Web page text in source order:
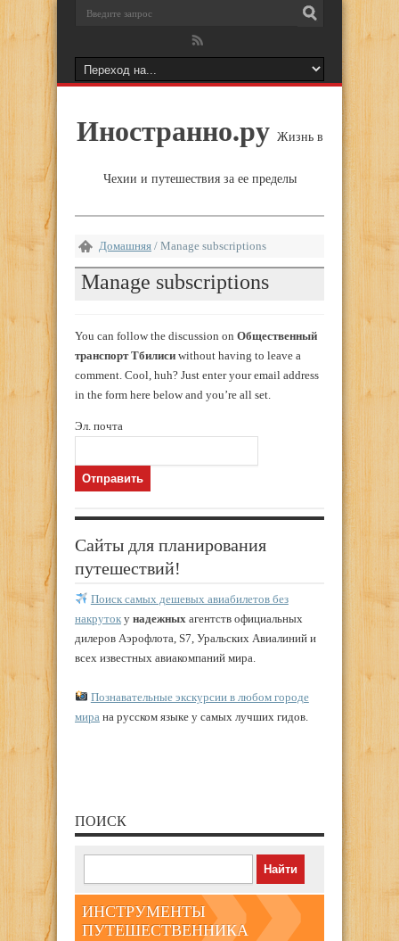
Иностранно.ру Жизнь в
Чехии и путешествия за ее пределы
Домашняя / Manage subscriptions
Manage subscriptions
You can follow the discussion on Общественный
транспорт Тбилиси without having to leave a
comment. Cool, huh? Just enter your email address
in the form here below and you’re all set.
Эл. почта
Сайты для планирования
путешествий!
Поиск самых дешевых авиабилетов без
накруток у надежных агентств официальных
дилеров Аэрофлота, S7, Уральских Авиалиний и
всех известных авиакомпаний мира.
Познавательные экскурсии в любом городе
мира на русском языке у самых лучших гидов.
ПОИСК
ИНСТРУМЕНТЫ
ПУТЕШЕСТВЕННИКА